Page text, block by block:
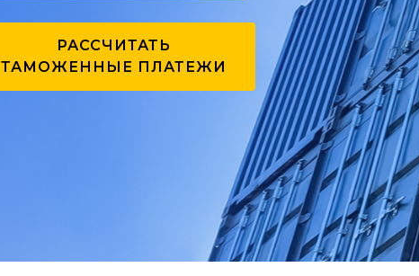
РАССЧИТАТЬ
ТАМОЖЕННЫЕ ПЛАТЕЖИ